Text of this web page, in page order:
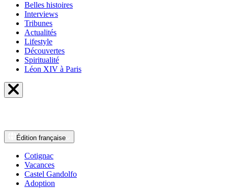
Belles histoires
Interviews
Tribunes
Actualités
Lifestyle
Découvertes
Spiritualité
Léon XIV à Paris
Édition française
Cotignac
Vacances
Castel Gandolfo
Adoption